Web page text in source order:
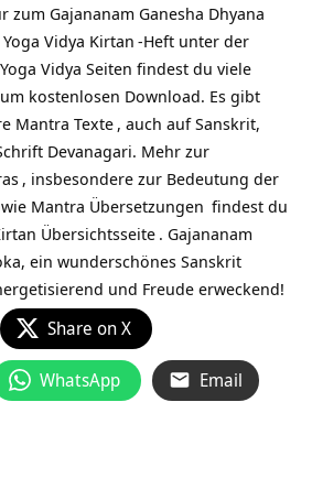
zum Gajananam Ganesha Dhyana
Vidya Kirtan -Heft unter der
Vidya Seiten findest du viele
kostenlosen Download. Es gibt
Mantra Texte , auch auf Sanskrit,
Devanagari. Mehr zur
, insbesondere zur Bedeutung der
Mantra Übersetzungen findest du
Übersichtsseite . Gajananam
ein wunderschönes Sanskrit
und Freude erweckend!
Share on X
WhatsApp Email